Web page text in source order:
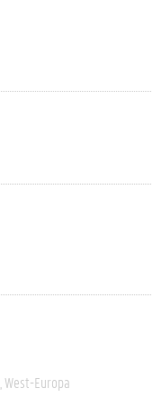
West-Europa